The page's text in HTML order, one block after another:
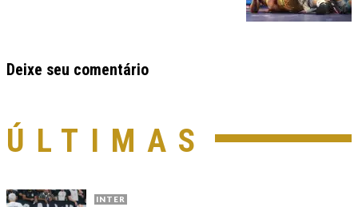
Deixe seu comentário
ÚLTIMAS
INTER